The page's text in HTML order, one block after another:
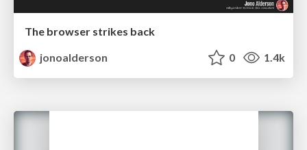
The browser strikes back
jonoalderson
0 1.4k